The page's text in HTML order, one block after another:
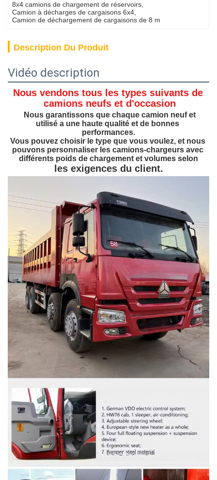
8x4 camions de chargement de réservoirs
Camion à décharges de cargaisons 6x4
Camion de déchargement de cargaisons de 8 m
Description Du Produit
Vidéo description
Nous vendons tous les types suivants de
camions neufs et d'occasion
Nous garantissons que chaque camion neuf et
utilisé a une haute qualité et de bonnes
performances.
Vous pouvez choisir le type que vous voulez, et nous
pouvons personnaliser les camions-chargeurs avec
différents poids de chargement et volumes selon
les exigences du client.